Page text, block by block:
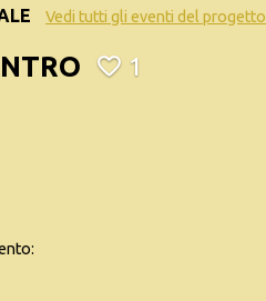
Vedi tutti gli eventi del progetto
1